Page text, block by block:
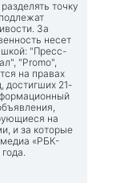
точку
За
несет
"Пресс-
"Promo",
на правах
достигших 21-
на
и за которые
медиа «РБК-